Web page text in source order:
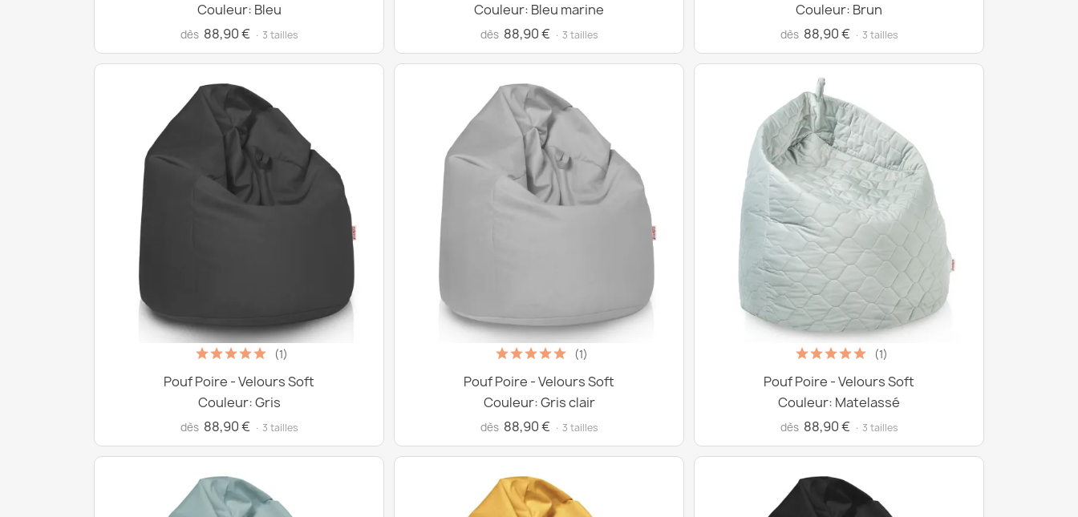
Couleur: Bleu
dès 88,90 € · 3 tailles
Couleur: Bleu marine
dès 88,90 € · 3 tailles
Couleur: Brun
dès 88,90 € · 3 tailles
(1)
Pouf Poire - Velours Soft
Couleur: Gris
dès 88,90 € · 3 tailles
(1)
Pouf Poire - Velours Soft
Couleur: Gris clair
dès 88,90 € · 3 tailles
(1)
Pouf Poire - Velours Soft
Couleur: Matelassé
dès 88,90 € · 3 tailles